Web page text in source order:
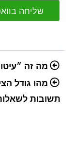
שליחה
מה זה
מהו גודל
תשובות